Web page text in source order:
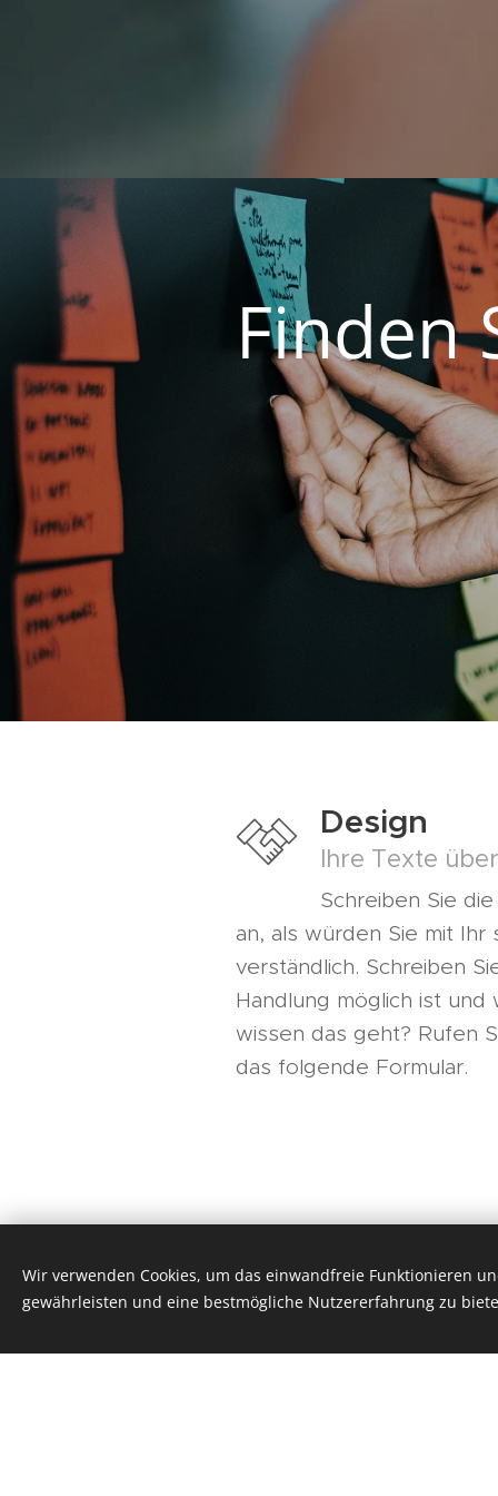
Finden
Design
Ihre Texte
Schreiben Sie
an, als würden Sie mit Ihr
verständlich. Schreiben
Handlung möglich ist und
wissen das geht? Rufen
das folgende Formular.
Chatbot-
Ihre Kunden
Einfache und
365/24/7 - durch einen
Wir verwenden Cookies, um das einwandfreie Funktionieren
gewährleisten und eine bestmögliche Nutzererfahrung zu